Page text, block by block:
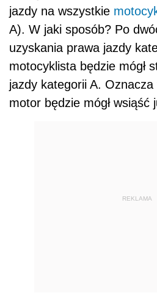
jazdy na wszystkie
A). W jaki sposób? Po
uzyskania prawa jazdy
motocyklista będzie mógł
jazdy kategorii A.
motor będzie mógł wsiąść
REKLAMA